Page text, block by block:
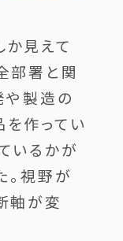
見えて
部署と関
や製造の
作ってい
いるかが
。視野が
軸が変